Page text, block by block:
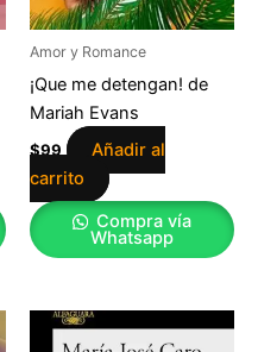
Amor y Romance
¡Que me detengan! de
Mariah Evans
$99
Añadir al
carrito
Compra vía
Whatsapp